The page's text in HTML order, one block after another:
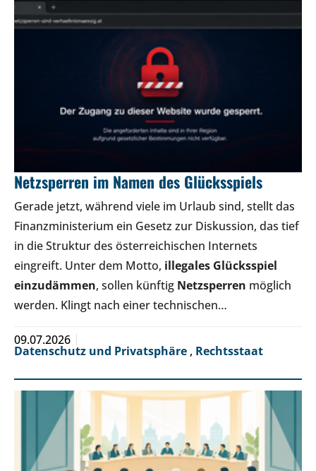
Netzsperren im Namen des Glücksspiels
Gerade jetzt, während viele im Urlaub sind, stellt das
Finanzministerium ein Gesetz zur Diskussion, das tief
in die Struktur des österreichischen Internets
eingreift. Unter dem Motto, illegales Glücksspiel
einzudämmen, sollen künftig Netzsperren möglich
werden. Klingt nach einer technischen…
09.07.2026
Datenschutz und Privatsphäre , Rechtsstaat